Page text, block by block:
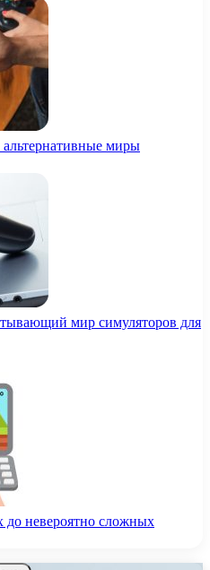
миры
мир симуляторов для
невероятно сложных